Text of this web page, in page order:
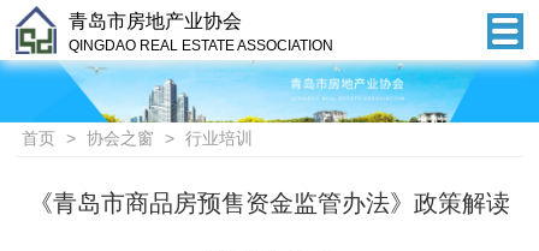
青岛市房地产业协会
QINGDAO REAL ESTATE ASSOCIATION
首页 > 协会之窗 > 行业培训
《青岛市商品房预售资金监管办法》政策解读